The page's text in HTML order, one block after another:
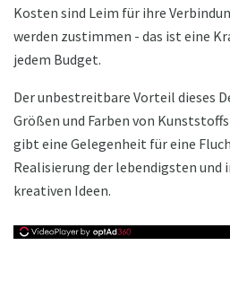
Kosten sind Leim für ihre
werden zustimmen - das ist eine
jedem Budget.
Der unbestreitbare Vorteil dieses
Größen und Farben von
gibt eine Gelegenheit für eine
Realisierung der lebendigsten und
kreativen Ideen.